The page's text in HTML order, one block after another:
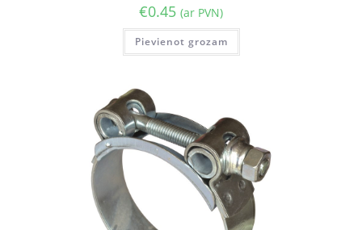
€0.45 (ar PVN)
Pievienot grozam